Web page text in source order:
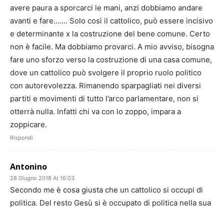
avere paura a sporcarci le mani, anzi dobbiamo andare
avanti e fare……. Solo così il cattolico, può essere incisivo
e determinante x la costruzione del bene comune. Certo
non è facile. Ma dobbiamo provarci. A mio avviso, bisogna
fare uno sforzo verso la costruzione di una casa comune,
dove un cattolico può svolgere il proprio ruolo politico
con autorevolezza. Rimanendo sparpagliati nei diversi
partiti e movimenti di tutto l’arco parlamentare, non si
otterrà nulla. Infatti chi va con lo zoppo, impara a
zoppicare.
Rispondi
Antonino
28 Giugno 2018 At 16:03
Secondo me è cosa giusta che un cattolico si occupi di
politica. Del resto Gesù si è occupato di politica nella sua